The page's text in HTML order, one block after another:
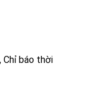
Chỉ báo thời